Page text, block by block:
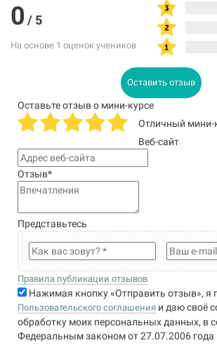
0 / 5
На основе 1 оценок учеников
Оставить отзыв
Оставьте отзыв о мини-курсе
Отличный мини-
Веб-сайт
Отзыв*
Представьтесь
Правила публикации отзывов
Нажимая кнопку «Отправить отзыв», я
Пользовательского соглашения и даю своё
обработку моих персональных данных, в
Федеральным законом от 27.07.2006